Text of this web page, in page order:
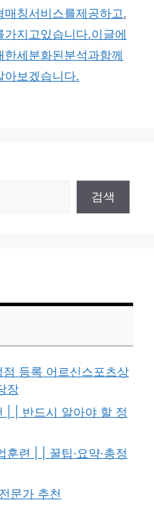
매칭서비스를제공하고 ,
지고있습니다.이글에
세분화된분석과함께
아보겠습니다.
검색
등록 어르신스포츠상
장
| | 반드시 알아야 할 정
련 | | 꿀팁·요약·총정
문가 추천